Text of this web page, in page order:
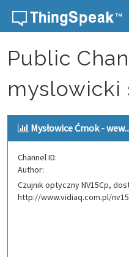
Skip to content
Public
myslowicki
Mysłowice Ćmok - wew...
Channel ID:
Author:
Czujnik optyczny NV15Cp,
http://www.vidiaq.com.pl/